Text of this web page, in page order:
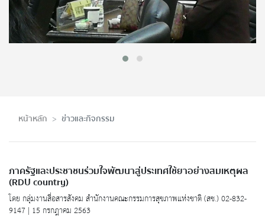
หน้าหลัก ข่าวและกิจกรรม
ภาครัฐและประชาชนร่วมใจพัฒนาสู่ประเทศใช้ยาอย่างสมเหตุผล
(RDU country)
โดย กลุ่มงานสื่อสารสังคม สำนักงานคณะกรรมการสุขภาพแห่งชาติ (สช.) 02-832-
9147 | 15 กรกฎาคม 2563